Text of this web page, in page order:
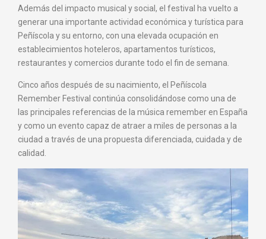
Además del impacto musical y social, el festival ha vuelto a
generar una importante actividad económica y turística para
Peñíscola y su entorno, con una elevada ocupación en
establecimientos hoteleros, apartamentos turísticos,
restaurantes y comercios durante todo el fin de semana.
Cinco años después de su nacimiento, el Peñíscola
Remember Festival continúa consolidándose como una de
las principales referencias de la música remember en España
y como un evento capaz de atraer a miles de personas a la
ciudad a través de una propuesta diferenciada, cuidada y de
calidad.